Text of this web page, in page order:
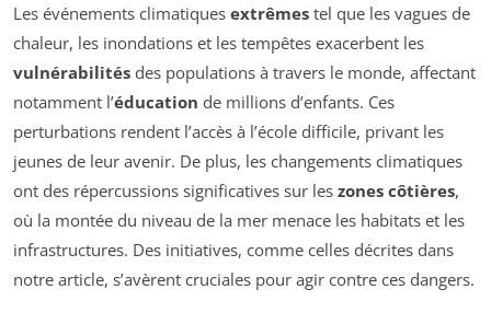
Les événements climatiques extrêmes tel que les vagues de
chaleur, les inondations et les tempêtes exacerbent les
vulnérabilités des populations à travers le monde, affectant
notamment l’éducation de millions d’enfants. Ces
perturbations rendent l’accès à l’école difficile, privant les
jeunes de leur avenir. De plus, les changements climatiques
ont des répercussions significatives sur les zones côtières,
où la montée du niveau de la mer menace les habitats et les
infrastructures. Des initiatives, comme celles décrites dans
notre article, s’avèrent cruciales pour agir contre ces dangers.